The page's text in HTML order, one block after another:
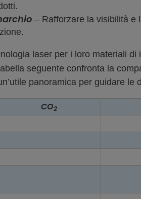
– Rafforzare la visibilità e
laser per i loro materiali
seguente confronta la
panoramica per guidare le
CO2